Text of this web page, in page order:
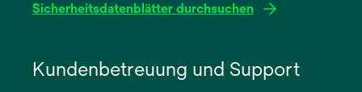
Sicherheitsdatenblätter durchsuchen
Kundenbetreuung und Support